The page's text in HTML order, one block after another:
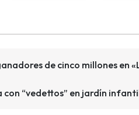
de cinco millones en
con “vedettos” en jardín